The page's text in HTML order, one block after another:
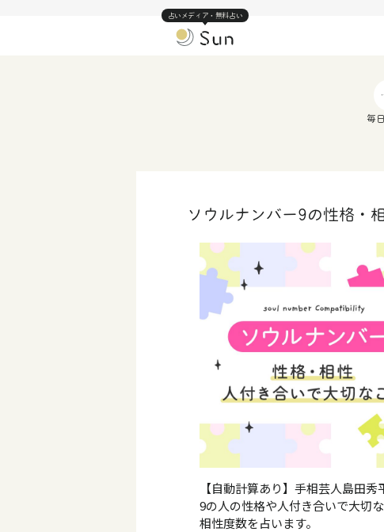
占いメディア・無料占い
毎
ソウルナンバー9の性格・
【自動計算あり】手相芸人島田
9の人の性格や人付き合いで大切
相性度数を占います。